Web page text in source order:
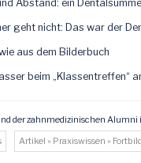
Abstand: ein
geht nicht: Das war der
aus dem Bilderbuch
beim „Klassentreffen“
der zahnmedizinischen Alumni
Artikel » Praxiswissen »